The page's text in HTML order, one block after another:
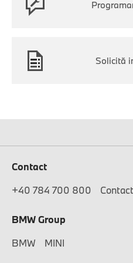
Solicită
Contact
+40 784 700 800
BMW Group
BMW
MINI